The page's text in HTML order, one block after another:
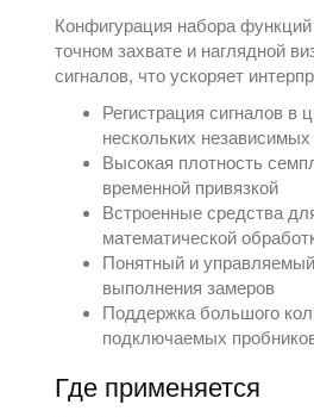
Конфигурация набора
точном захвате и наглядной
сигналов, что ускоряет
Регистрация сигналов
нескольких независимых
Высокая плотность
временной привязкой
Встроенные средства
математической
Понятный и
выполнения замеров
Поддержка большого
подключаемых
Где применяется